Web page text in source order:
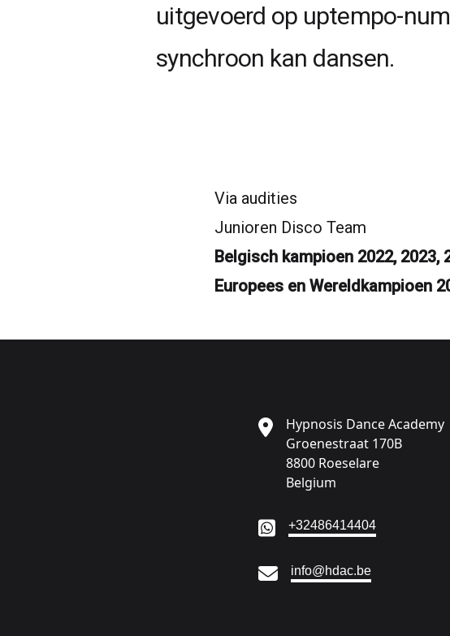
uitgevoerd op uptempo-
synchroon kan dansen.
Via audities
Junioren Disco Team
Belgisch kampioen 2022, 2023,
Europees en Wereldkampioen
Hypnosis Dance Academy
Groenestraat 170B
8800 Roeselare
Belgium
Ga naar:
+32486414404
Ga naar:
info@hdac.be